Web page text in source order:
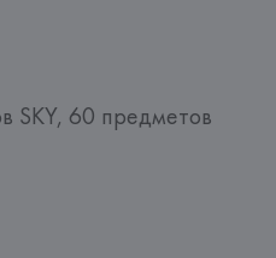
SKY, 60 предметов